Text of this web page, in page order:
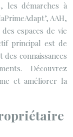
les démarches à
AAH,
espaces de vie
principal est de
connaissances
Découvrez
et améliorer la